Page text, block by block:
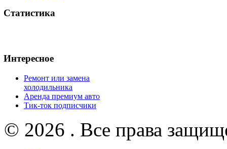
Статистика
Интересное
Ремонт или замена
холодильника
Аренда премиум авто
Тик-ток подписчики
© 2026 . Все права